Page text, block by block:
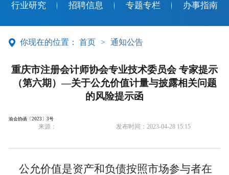
行业研究
招聘信息 专题专栏 办事指南
你现在的位置：首页 > 通知公告
重庆市注册会计师协会专业技术委员会 专家提示
（第六期）—关于公允价值计量与披露相关问题
的风险提示函
渝会协函〔2023〕3号
来源： 发布时间：2023-04-28 15:15
公允价值是资产和负债按照市场参与者在